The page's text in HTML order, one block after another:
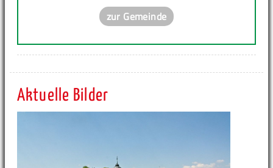
zur Gemeinde
Aktuelle Bilder